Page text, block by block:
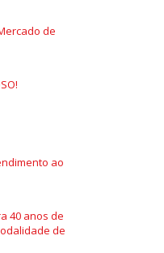
de
ao
40 anos de
de